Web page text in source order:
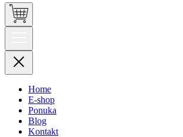
Home
E-shop
Ponuka
Blog
Kontakt